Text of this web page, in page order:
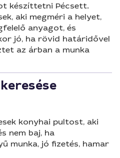
készíttetni Pécsett.
aki megméri a helyet,
anyagot, és
jó, ha rövid határidővel
az árban a munka
konyhai pultost, aki
nem baj, ha
munka, jó fizetés, hamar